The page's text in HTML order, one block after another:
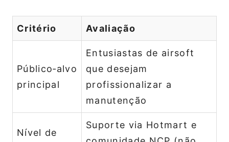
Critério Avaliação
Público‑alvo
principal
Entusiastas de airsoft
que desejam
profissionalizar a
manutenção
Nível de
Suporte via Hotmart e